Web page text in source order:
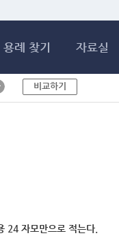
용례 찾기 자료실
비교하기
24 자모만으로 적는다.